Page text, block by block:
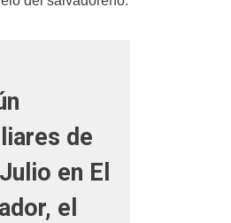
de
en El
el